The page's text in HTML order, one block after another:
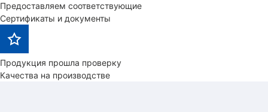
Предоставляем соответствующие
Сертификаты и документы
Продукция прошла проверку
Качества на производстве